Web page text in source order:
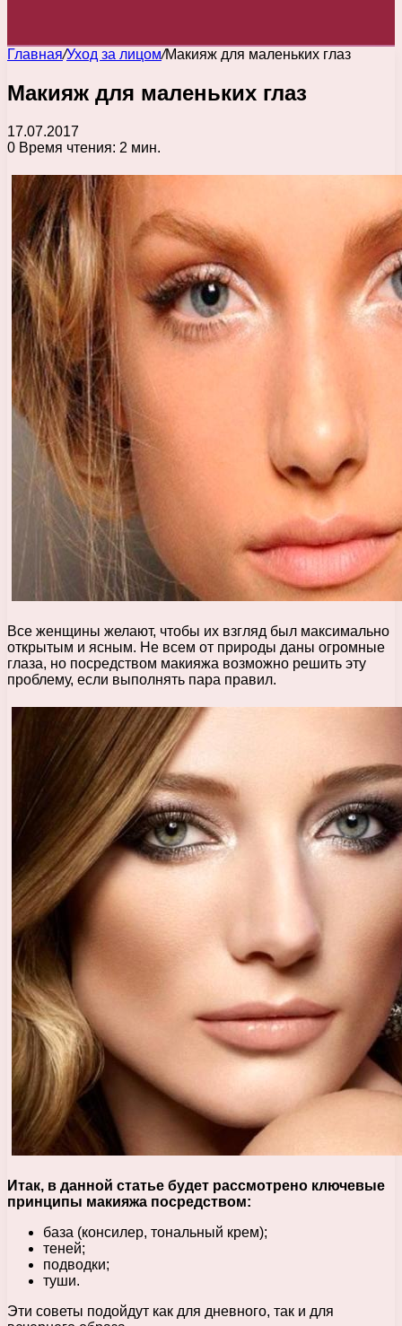
Главная/Уход за лицом/Макияж для маленьких глаз
Макияж для маленьких глаз
17.07.2017
0 Время чтения: 2 мин.
Все женщины желают, чтобы их взгляд был максимально
открытым и ясным. Не всем от природы даны огромные
глаза, но посредством макияжа возможно решить эту
проблему, если выполнять пара правил.
Итак, в данной статье будет рассмотрено ключевые
принципы макияжа посредством:
база (консилер, тональный крем);
теней;
подводки;
туши.
Эти советы подойдут как для дневного, так и для